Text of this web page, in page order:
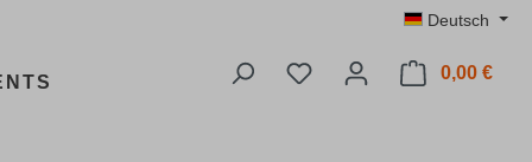
Deutsch
Du hast 0 Produkte auf
0,00 €